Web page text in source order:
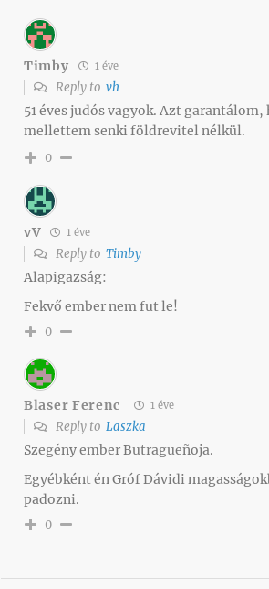
Timby 1 éve
Reply to vh
51 éves judós vagyok. Azt
mellettem senki földrevitel nélkül.
0
vV 1 éve
Reply to Timby
Alapigazság:
Fekvő ember nem fut le!
0
Blaser Ferenc 1 éve
Reply to Laszka
Szegény ember Butragueñoja.
Egyébként én Gróf Dávidi
padozni.
0